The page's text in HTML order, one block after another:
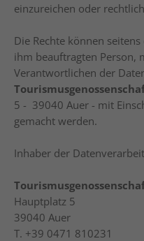
einzureichen oder
Die Rechte können
ihm beauftragten Person,
Verantwortlichen der
5 - 39040 Auer - mit
gemacht werden.
Inhaber der
Hauptplatz 5
39040 Auer
T. +39 0471 810231